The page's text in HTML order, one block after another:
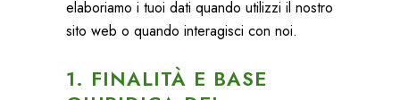
elaboriamo i tuoi dati quando utilizzi il nostro
sito web o quando interagisci con noi.
1. FINALITÀ E BASE